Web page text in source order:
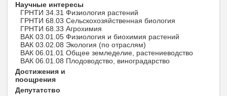
Научные интересы
ГРНТИ 34.31 Физиология растений
ГРНТИ 68.03 Сельскохозяйственная биология
ГРНТИ 68.33 Агрохимия
ВАК 03.01.05 Физиология и биохимия растений
ВАК 03.02.08 Экология (по отраслям)
ВАК 06.01.01 Общее земледелие, растениеводство
ВАК 06.01.08 Плодоводство, виноградарство
Достижения и
поощрения
Депутатство